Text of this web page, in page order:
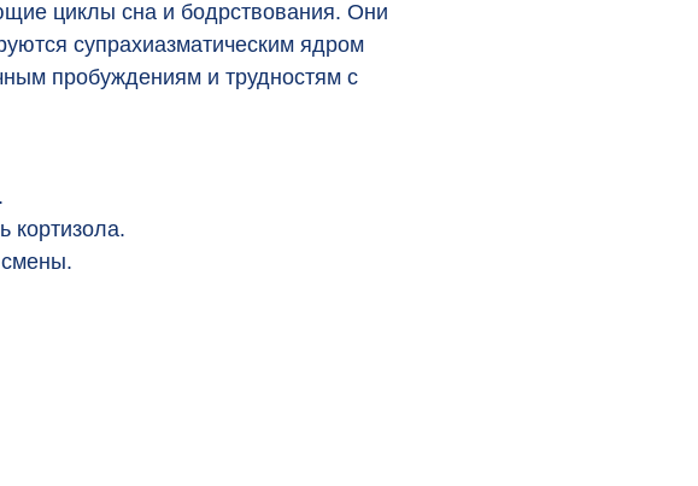
циклы сна и бодрствования. Они
супрахиазматическим ядром
пробуждениям и трудностям с
кортизола.